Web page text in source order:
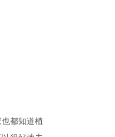
都知道植